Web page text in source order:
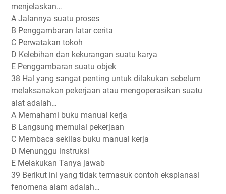
menjelaskan…
A Jalannya suatu proses
B Penggambaran latar cerita
C Perwatakan tokoh
D Kelebihan dan kekurangan suatu karya
E Penggambaran suatu objek
38 Hal yang sangat penting untuk dilakukan sebelum
melaksanakan pekerjaan atau mengoperasikan suatu
alat adalah…
A Memahami buku manual kerja
B Langsung memulai pekerjaan
C Membaca sekilas buku manual kerja
D Menunggu instruksi
E Melakukan Tanya jawab
39 Berikut ini yang tidak termasuk contoh eksplanasi
fenomena alam adalah…